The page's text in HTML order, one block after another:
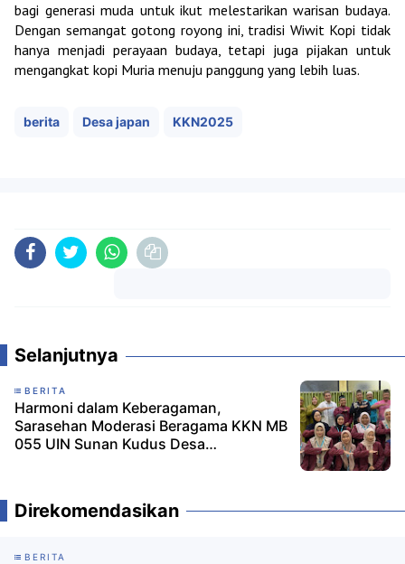
bagi generasi muda untuk ikut melestarikan warisan budaya.
Dengan semangat gotong royong ini, tradisi Wiwit Kopi tidak
hanya menjadi perayaan budaya, tetapi juga pijakan untuk
mengangkat kopi Muria menuju panggung yang lebih luas.
berita Desa japan KKN2025
Selanjutnya
BERITA
Harmoni dalam Keberagaman,
Sarasehan Moderasi Beragama KKN MB
055 UIN Sunan Kudus Desa
Direkomendasikan
BERITA